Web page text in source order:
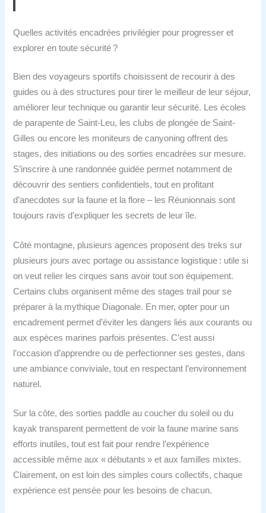
Quelles activités encadrées privilégier pour progresser et
explorer en toute sécurité ?
Bien des voyageurs sportifs choisissent de recourir à des
guides ou à des structures pour tirer le meilleur de leur séjour,
améliorer leur technique ou garantir leur sécurité. Les écoles
de parapente de Saint-Leu, les clubs de plongée de Saint-
Gilles ou encore les moniteurs de canyoning offrent des
stages, des initiations ou des sorties encadrées sur mesure.
S’inscrire à une randonnée guidée permet notamment de
découvrir des sentiers confidentiels, tout en profitant
d’anecdotes sur la faune et la flore – les Réunionnais sont
toujours ravis d’expliquer les secrets de leur île.
Côté montagne, plusieurs agences proposent des treks sur
plusieurs jours avec portage ou assistance logistique : utile si
on veut relier les cirques sans avoir tout son équipement.
Certains clubs organisent même des stages trail pour se
préparer à la mythique Diagonale. En mer, opter pour un
encadrement permet d’éviter les dangers liés aux courants ou
aux espèces marines parfois présentes. C’est aussi
l’occasion d’apprendre ou de perfectionner ses gestes, dans
une ambiance conviviale, tout en respectant l’environnement
naturel.
Sur la côte, des sorties paddle au coucher du soleil ou du
kayak transparent permettent de voir la faune marine sans
efforts inutiles, tout est fait pour rendre l’expérience
accessible même aux « débutants » et aux familles mixtes.
Clairement, on est loin des simples cours collectifs, chaque
expérience est pensée pour les besoins de chacun.